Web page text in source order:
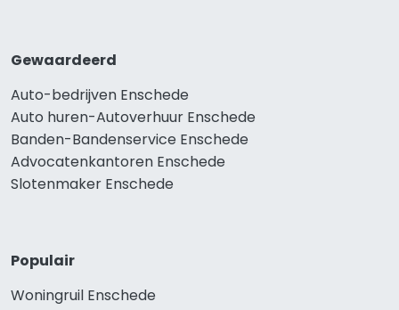
Gewaardeerd
Auto-bedrijven Enschede
Auto huren-Autoverhuur Enschede
Banden-Bandenservice Enschede
Advocatenkantoren Enschede
Slotenmaker Enschede
Populair
Woningruil Enschede